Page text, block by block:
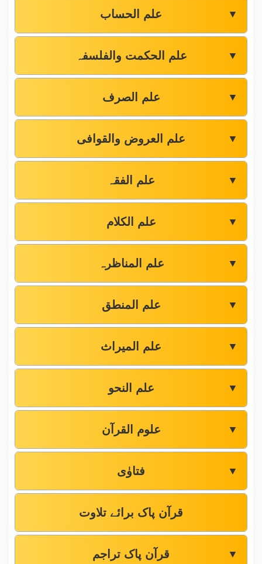
علم الحساب ▼
علم الحکمت والفلسفہ ▼
علم الصرف ▼
علم العروض والقوافی ▼
علم الفقہ ▼
علم الکلام ▼
علم المناظرہ ▼
علم المنطق ▼
علم المیراث ▼
علم النحو ▼
علوم القرآن ▼
فتاوٰی ▼
قرآن پاک برائے تلاوت
قرآن پاک تراجم ▼